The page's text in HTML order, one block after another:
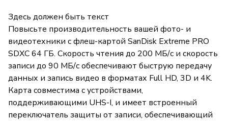
Здесь должен быть текст
Повысьте производительность вашей фото- и
видеотехники с флеш-картой SanDisk Extreme PRO
SDXC 64 ГБ. Скорость чтения до 200 МБ/с и скорость
записи до 90 МБ/с обеспечивают быструю передачу
данных и запись видео в форматах Full HD, 3D и 4K.
Карта совместима с устройствами,
поддерживающими UHS-I, и имеет встроенный
переключатель защиты от записи, обеспечивающий